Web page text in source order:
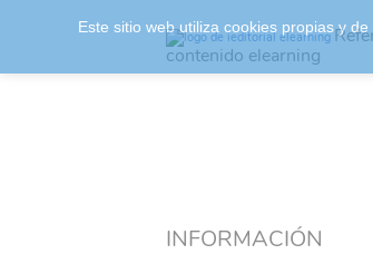
contenido elearning
INFORMACIÓN
Este sitio web utiliza cookies propias y